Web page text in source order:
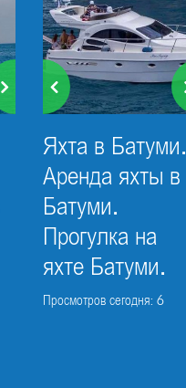
Яхта в Батуми.
Аренда яхты в
Батуми.
Прогулка на
яхте Батуми.
Просмотров сегодня: 6